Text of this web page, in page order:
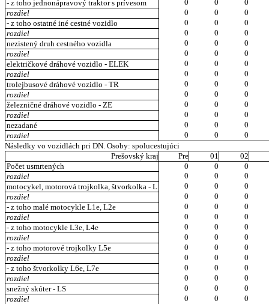
- z toho jednonápravový traktor s prívesom
0 0
0
rozdiel
0 0
0
- z toho ostatné iné cestné vozidlo
0 0
0
rozdiel
0 0
0
nezistený druh cestného vozidla
0 0
0
rozdiel
0 0
0
električkové dráhové vozidlo - ELEK
0 0
0
rozdiel
0 0
0
trolejbusové dráhové vozidlo - TR
0 0
0
rozdiel
0 0
0
železničné dráhové vozidlo - ZE
0 0
0
rozdiel
0 0
0
nezadané
0 0
0
rozdiel
0 0
0
Následky vo vozidlách pri DN. Osoby: spolucestujúci
Prešovský kraj
Pre 01
02
Počet usmrtených
0 0
0
rozdiel
0 0
0
motocykel, motorová trojkolka, štvorkolka - L
0 0
0
rozdiel
0 0
0
- z toho malé motocykle L1e, L2e
0 0
0
rozdiel
0 0
0
- z toho motocykle L3e, L4e
0 0
0
rozdiel
0 0
0
- z toho motorové trojkolky L5e
0 0
0
rozdiel
0 0
0
- z toho štvorkolky L6e, L7e
0 0
0
rozdiel
0 0
0
snežný skúter - LS
0 0
0
rozdiel
0 0
0